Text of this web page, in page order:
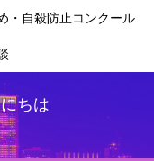
ちは
・自殺防止コンクール